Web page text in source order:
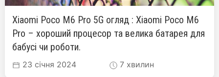
Xiaomi Poco M6 Pro 5G огляд : Xiaomi Poco M6
Pro – хороший процесор та велика батарея для
бабусі чи роботи.
23 січня 2024 7 хвилин